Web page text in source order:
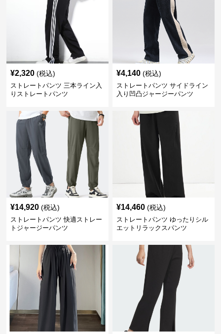
¥2,320 (税込)
ストレートパンツ 三本ライン入
りストレートパンツ
¥4,140 (税込)
ストレートパンツ サイドライン
入り凹凸ジャージーパンツ
¥14,920 (税込)
ストレートパンツ 快適ストレー
トジャージーパンツ
¥14,460 (税込)
ストレートパンツ ゆったりシル
エットリラックスパンツ